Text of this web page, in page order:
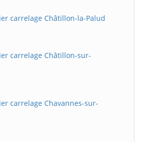
carrelage Châtillon-la-Palud
carrelage Châtillon-sur-
carrelage Chavannes-sur-